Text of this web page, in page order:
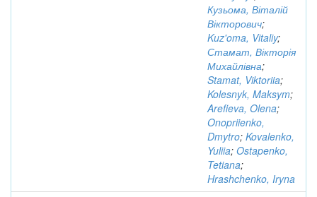
Кузьома, Віталій
Вікторович;
Kuz'oma, Vitaliy;
Стамат, Вікторія
Михайлівна;
Stamat, Viktoriia;
Kolesnyk, Maksym;
Arefieva, Olena;
Onopriienko,
Dmytro; Kovalenko,
Yuliia; Ostapenko,
Tetiana;
Hrashchenko, Iryna